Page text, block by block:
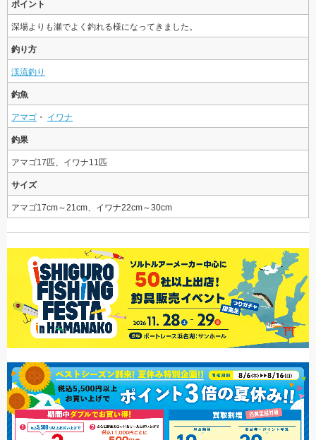
ポイント
深場よりも瀬でよく釣れる様になってきました。
釣り方
渓流釣り
釣魚
アマゴ ・ イワナ
釣果
アマゴ17匹、イワナ11匹
サイズ
アマゴ17cm～21cm、イワナ22cm～30cm